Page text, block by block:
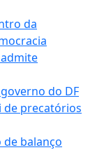
da
do DF
de precatórios
de balanço